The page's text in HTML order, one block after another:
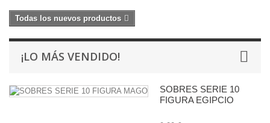
Todas los nuevos productos
¡LO MÁS VENDIDO!
SOBRES SERIE 10
FIGURA EGIPCIO